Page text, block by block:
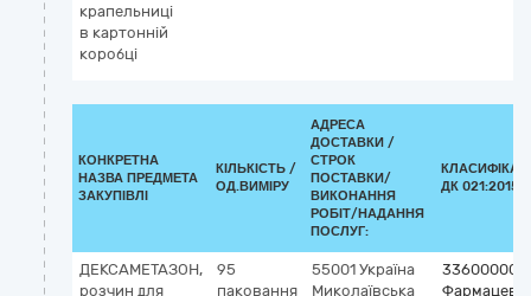
крапельниці
в картонній
коробці
КОНКРЕТНА
НАЗВА ПРЕДМЕТА
ЗАКУПІВЛІ
КІЛЬКІСТЬ /
ОД.ВИМІРУ
АДРЕСА
ДОСТАВКИ /
СТРОК
ПОСТАВКИ/
ВИКОНАННЯ
РОБІТ/НАДАННЯ
ПОСЛУГ:
ДК 021:2015
ДЕКСАМЕТАЗОН,
розчин для
95
паковання
55001 Україна
Миколаївська
33600000-